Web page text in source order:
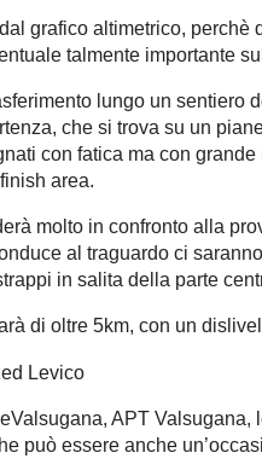
grafico altimetrico, perchè
talmente importante
lungo un sentiero
che si trova su un
con fatica ma con
area.
molto in confronto alla
al traguardo ci
in salita della parte
di oltre 5km, con un
APT
può essere anche